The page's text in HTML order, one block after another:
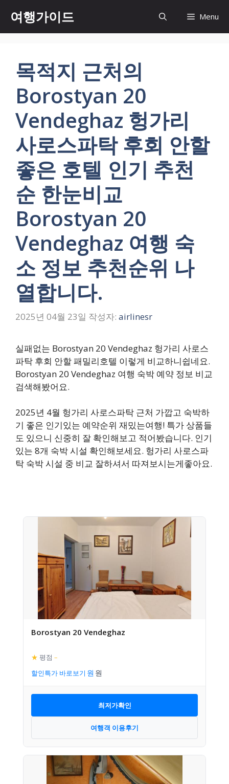
츠
여행가이드 Menu
목적지 근처의
Borostyan 20
Vendeghaz 헝가리
사로스파탁 후회 안할
좋은 호텔 인기 추천
순 한눈비교
Borostyan 20
Vendeghaz 여행 숙
소 정보 추천순위 나
열합니다.
2025년 04월 23일 작성자: airlinesr
실패없는 Borostyan 20 Vendeghaz 헝가리 사로스
파탁 후회 안할 패밀리호텔 이렇게 비교하니쉽네요.
Borostyan 20 Vendeghaz 여행 숙박 예약 정보 비교
검색해봤어요.
2025년 4월 헝가리 사로스파탁 근처 가깝고 숙박하
기 좋은 인기있는 예약순위 재밌는여행! 특가 상품들
도 있으니 신중히 잘 확인해보고 적어봤습니다. 인기
있는 8개 숙박 시설 확인해보세요. 헝가리 사로스파
탁 숙박 시설 중 비교 잘하셔서 따져보시는게좋아요.
Borostyan 20 Vendeghaz
★ 평점 –
할인특가 바로보기
최저가확인
여행객 이용후기